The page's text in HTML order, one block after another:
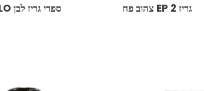
גריז 2 EP צהוב פח ספרי גריז לבן CYCLO